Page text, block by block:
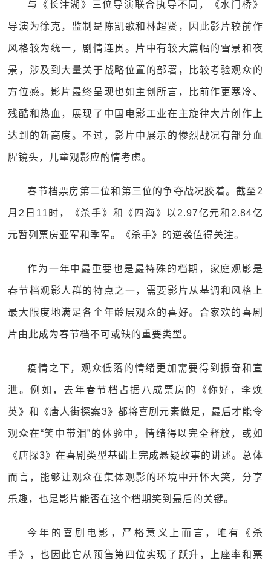
与《长津湖》三位导演联合执导不同，《水门桥》
导演为徐克，监制是陈凯歌和林超贤，因此影片较前作
风格较为统一，剧情连贯。片中有较大篇幅的雪景和夜
景，涉及到大量关于战略位置的部署，比较考验观众的
方位感。影片最终呈现也如主创所言，比前作更寒冷、
残酷和热血，展现了中国电影工业在主旋律大片创作上
达到的新高度。不过，影片中展示的惨烈战况有部分血
腥镜头，儿童观影应酌情考虑。
春节档票房第二位和第三位的争夺战况胶着。截至2
月2日11时，《杀手》和《四海》以2.97亿元和2.84亿
元暂列票房亚军和季军。《杀手》的逆袭值得关注。
作为一年中最重要也是最特殊的档期，家庭观影是
春节档观影人群的特点之一，需要影片从基调和风格上
最大限度地满足各个年龄层观众的喜好。合家欢的喜剧
片由此成为春节档不可或缺的重要类型。
疫情之下，观众低落的情绪更加需要得到振奋和宣
泄。例如，去年春节档占据八成票房的《你好，李焕
英》和《唐人街探案3》都将喜剧元素做足，最后才能令
观众在“笑中带泪”的体验中，情绪得以完全释放，或如
《唐探3》在喜剧类型基础上完成悬疑故事的讲述。总体
而言，能够让观众在集体观影的环境中开怀大笑，分享
乐趣，也是影片能否在这个档期笑到最后的关键。
今年的喜剧电影，严格意义上而言，唯有《杀
手》，也因此它从预售第四位实现了跃升，上座率和票